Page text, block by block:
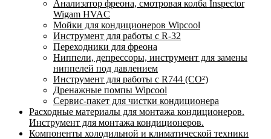
Анализатор фреона, смотровая колба Inspector
Wigam HVAC
Мойки для кондиционеров Wipcool
Инструмент для работы с R-32
Переходники для фреона
Ниппели, депрессоры, инструмент для замены
ниппелей под давлением
Инструмент для работы с R744 (CO²)
Дренажные помпы Wipcool
Сервис-пакет для чистки кондиционера
Расходные материалы для монтажа кондиционеров.
Инструмент для монтажа кондиционеров.
Компоненты холодильной и климатической техники